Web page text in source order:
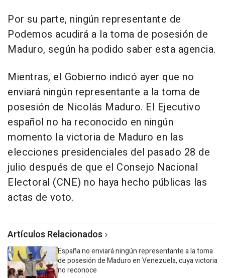
Por su parte, ningún representante de
Podemos acudirá a la toma de posesión de
Maduro, según ha podido saber esta agencia.
Mientras, el Gobierno indicó ayer que no
enviará ningún representante a la toma de
posesión de Nicolás Maduro. El Ejecutivo
español no ha reconocido en ningún
momento la victoria de Maduro en las
elecciones presidenciales del pasado 28 de
julio después de que el Consejo Nacional
Electoral (CNE) no haya hecho públicas las
actas de voto.
Artículos Relacionados
España no enviará ningún representante a la toma
de posesión de Maduro en Venezuela, cuya victoria
no reconoce